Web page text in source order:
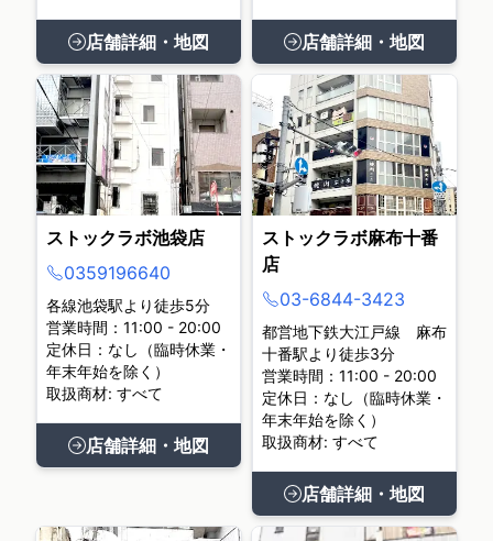
店舗詳細・地図 店舗詳細・地図
ストックラボ池袋店
0359196640
各線池袋駅より徒歩5分
営業時間：11:00 - 20:00
定休日：なし（臨時休業・
年末年始を除く）
取扱商材: すべて
店舗詳細・地図
ストックラボ麻布十番
店
03-6844-3423
都営地下鉄大江戸線 麻布
十番駅より徒歩3分
営業時間：11:00 - 20:00
定休日：なし（臨時休業・
年末年始を除く）
取扱商材: すべて
店舗詳細・地図